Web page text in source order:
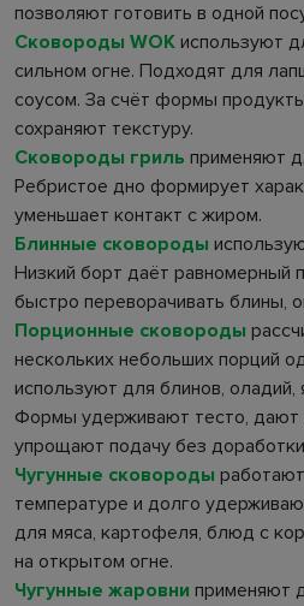
позволяют готовить в одной
Сковороды WOK используют
сильном огне. Подходят для
соусом. За счёт формы
сохраняют текстуру.
Сковороды гриль применяют
Ребристое дно формирует
уменьшает контакт с жиром.
Блинные сковороды
Низкий борт даёт равномерный
быстро переворачивать блины,
Порционные сковороды
нескольких небольших порций
используют для блинов, оладий,
Формы удерживают тесто, дают
упрощают подачу без
Чугунные сковороды
температуре и долго
для мяса, картофеля, блюд с
на открытом огне.
Чугунные жаровни применяют